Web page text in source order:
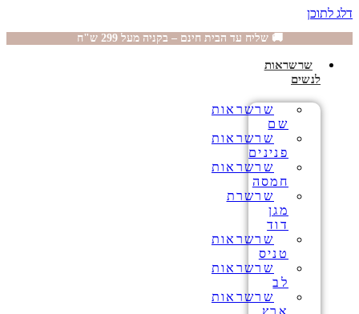
דלג לתוכן
🚚 שליח עד הבית חינם – בקניה מעל 299 ש"ח
שרשראות
לנשים
שרשראות
שם
שרשראות
פנינים
שרשראות
חמסה
שרשרת
מגן
דוד
שרשראות
טניס
שרשראות
לב
שרשראות
ארץ